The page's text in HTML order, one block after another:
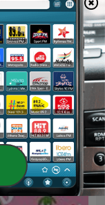
της Ψυχής